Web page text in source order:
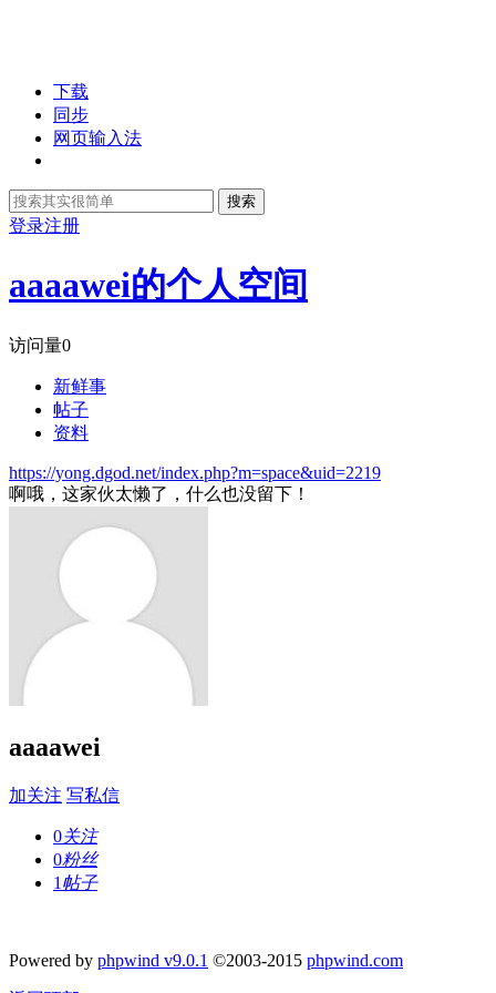
下载
同步
网页输入法
搜索
登录注册
aaaawei的个人空间
访问量0
新鲜事
帖子
资料
https://yong.dgod.net/index.php?m=space&uid=2219
啊哦，这家伙太懒了，什么也没留下！
aaaawei
加关注 写私信
0关注
0粉丝
1 帖子
Powered by phpwind v9.0.1 ©2003-2015 phpwind.com